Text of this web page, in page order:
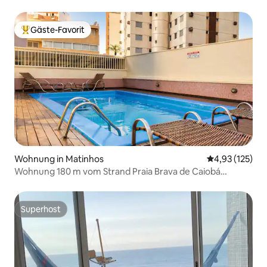
Beliebter Gäste-Favorit.
Gäste-Favorit
Wohnung in Matinhos
4,93 (125)
Wohnung 180 m vom Strand Praia Brava de Caiobá
Superhost
Superhost